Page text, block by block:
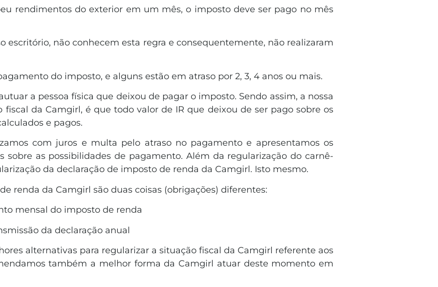
rendimentos do exterior em um mês, o imposto deve ser pago no mês
escritório, não conhecem esta regra e consequentemente, não realizaram
do imposto, e alguns estão em atraso por 2, 3, 4 anos ou mais.
a pessoa física que deixou de pagar o imposto. Sendo assim, a nossa
da Camgirl, é que todo valor de IR que deixou de ser pago sobre os
e pagos.
com juros e multa pelo atraso no pagamento e apresentamos os
sobre as possibilidades de pagamento. Além da regularização do carnê-
da declaração de imposto de renda da Camgirl. Isto mesmo.
renda da Camgirl são duas coisas (obrigações) diferentes:
mensal do imposto de renda
da declaração anual
alternativas para regularizar a situação fiscal da Camgirl referente aos
também a melhor forma da Camgirl atuar deste momento em